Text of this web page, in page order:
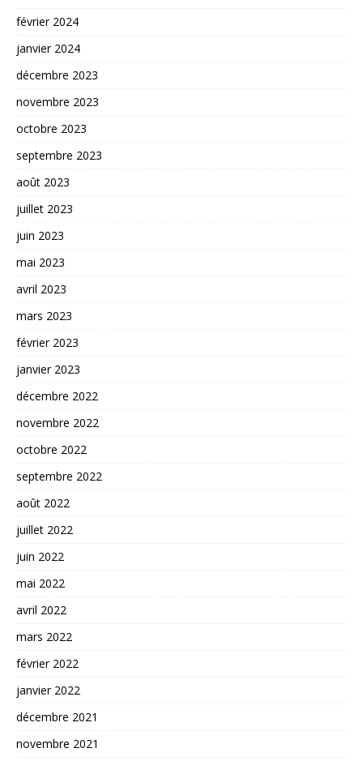
février 2024
janvier 2024
décembre 2023
novembre 2023
octobre 2023
septembre 2023
août 2023
juillet 2023
juin 2023
mai 2023
avril 2023
mars 2023
février 2023
janvier 2023
décembre 2022
novembre 2022
octobre 2022
septembre 2022
août 2022
juillet 2022
juin 2022
mai 2022
avril 2022
mars 2022
février 2022
janvier 2022
décembre 2021
novembre 2021